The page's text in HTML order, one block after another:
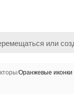
/Оранжевые